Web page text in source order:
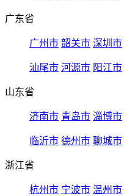
广东省
广州市 韶关市 深圳市
汕尾市 河源市 阳江市
山东省
济南市 青岛市 淄博市
临沂市 德州市 聊城市
浙江省
杭州市 宁波市 温州市